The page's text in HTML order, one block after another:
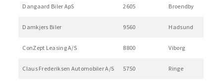
Dangaard Biler ApS 2605 Broendby
Damkjers Biler 9560 Hadsund
ConZept Leasing A/S 8800 Viborg
Claus Frederiksen Automobiler A/S 5750 Ringe